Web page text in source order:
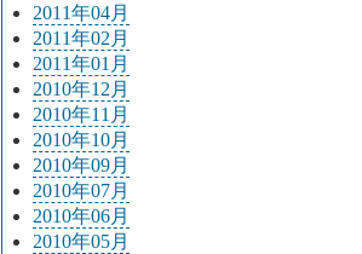
2011年04月
2011年02月
2011年01月
2010年12月
2010年11月
2010年10月
2010年09月
2010年07月
2010年06月
2010年05月